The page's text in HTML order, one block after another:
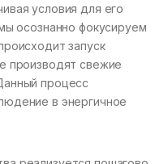
условия для его
осознанно фокусируем
запуск
производят свежие
процесс
в энергичное